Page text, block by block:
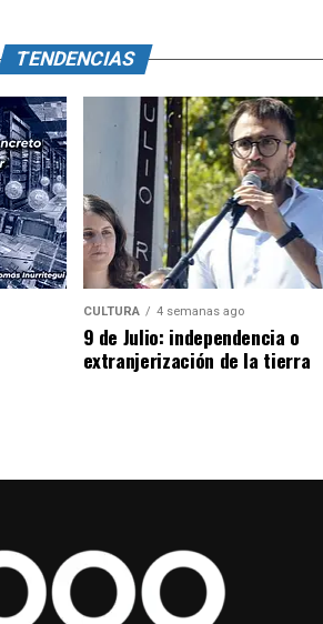
TENDENCIAS
CULTURA 4 semanas ago
9 de Julio: independencia o
extranjerización de la tierra